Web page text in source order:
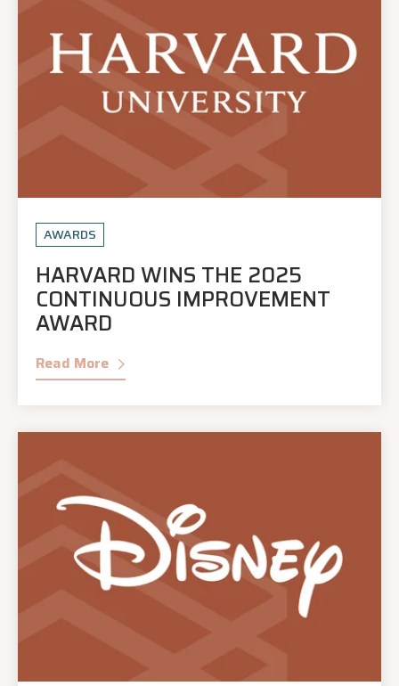
AWARDS
HARVARD WINS THE 2025
CONTINUOUS IMPROVEMENT
AWARD
Read More